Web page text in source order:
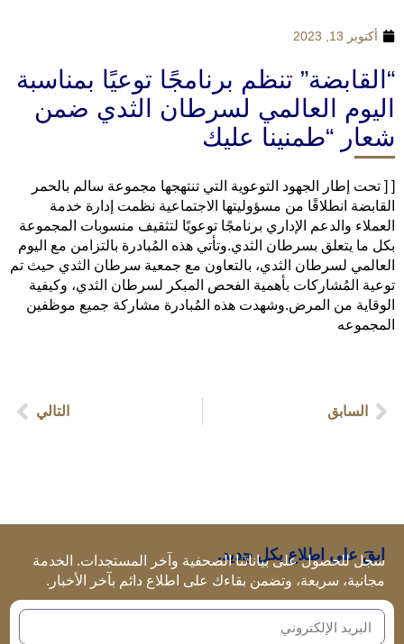
أكتوبر 13, 2023
“القابضة” تنظم برنامجًا توعيًا بمناسبة
اليوم العالمي لسرطان الثدي ضمن
شعار “طمنينا عليك
[ [ تحت إطار الجهود التوعوية التي تنتهجها مجموعة سالم بالحمر
القابضة انطلاقًا من مسؤوليتها الاجتماعية نظمت إدارة خدمة
العملاء والدعم الإداري برنامجًا توعويًا لتثقيف منسوبات المجموعة
بكل ما يتعلق بسرطان الثدي.وتأتي هذه المُبادرة بالتزامن مع اليوم
العالمي لسرطان الثدي، بالتعاون مع جمعية سرطان الثدي حيث تم
توعية المُشاركات بأهمية الفحص المبكر لسرطان الثدي، وكيفية
الوقاية من المرض.وشهدت هذه المُبادرة مشاركة جميع موظفين
المجموعه
السابق التالي
ابقَ على اطلاع بكل جديد.
سجل للحصول على بياناتنا الصحفية وآخر المستجدات. الخدمة
مجانية، سريعة، وتضمن بقاءك على اطلاع دائم بآخر الأخبار.